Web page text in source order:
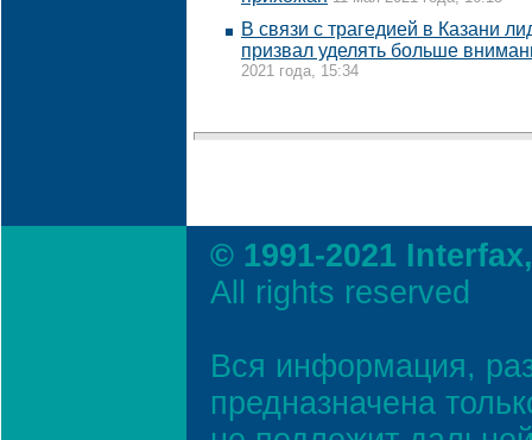
В связи с трагедией в Казани
призвал уделять больше
2021 года, 15:34
© 1991-2021
All rights reserved
Вся информация,
предназначена